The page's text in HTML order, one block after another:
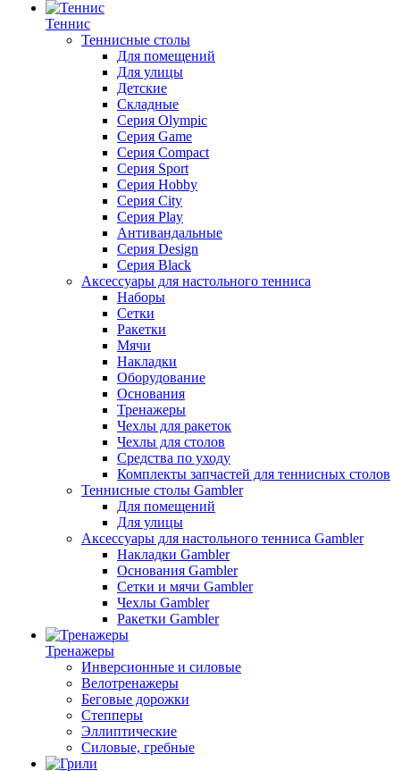
Теннис
Теннисные столы
Для помещений
Для улицы
Детские
Складные
Серия Olympic
Серия Game
Серия Compact
Серия Sport
Серия Hobby
Серия City
Серия Play
Антивандальные
Серия Design
Серия Black
Аксессуары для настольного тенниса
Наборы
Сетки
Ракетки
Мячи
Накладки
Оборудование
Основания
Тренажеры
Чехлы для ракеток
Чехлы для столов
Средства по уходу
Комплекты запчастей для теннисных столов
Теннисные столы Gambler
Для помещений
Для улицы
Аксессуары для настольного тенниса Gambler
Накладки Gambler
Основания Gambler
Сетки и мячи Gambler
Чехлы Gambler
Ракетки Gambler
Тренажеры
Инверсионные и силовые
Велотренажеры
Беговые дорожки
Степперы
Эллиптические
Силовые, гребные